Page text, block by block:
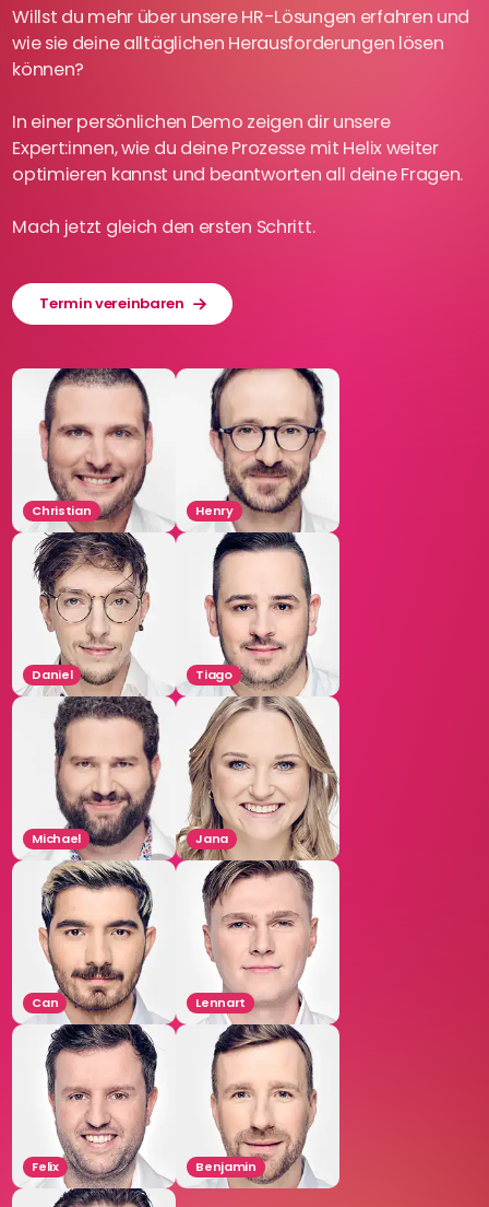
Willst du mehr über unsere HR-Lösungen erfahren und
wie sie deine alltäglichen Herausforderungen lösen
können?
In einer persönlichen Demo zeigen dir unsere
Expert:innen, wie du deine Prozesse mit Helix weiter
optimieren kannst und beantworten all deine Fragen.
Mach jetzt gleich den ersten Schritt.
Termin vereinbaren
Christian Henry
Daniel Tiago
Michael Jana
Can Lennart
Felix Benjamin